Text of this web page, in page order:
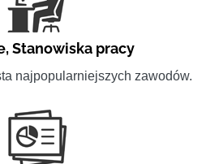
,Stanowiska pracy
najpopularniejszych zawodów.